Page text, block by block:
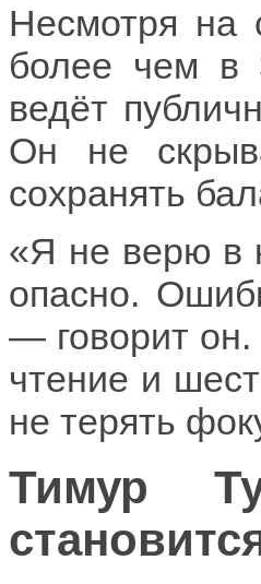
Несмотря на
более чем в
ведёт
Он не
сохранять
«Я не верю в
опасно.
— говорит
чтение и
не терять
Тимур